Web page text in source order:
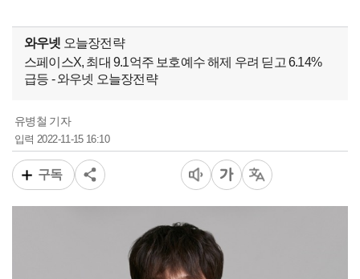
와우넷 오늘장전략
스페이스X, 최대 9.1억주 보호예수 해제 우려 딛고 6.14%
급등 - 와우넷 오늘장전략
유병철 기자
입력2022-11-15 16:10
구독